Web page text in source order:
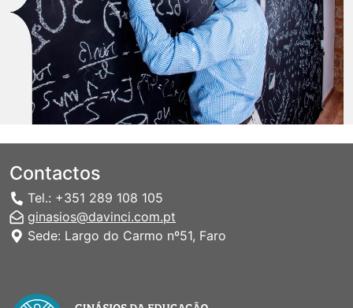
Contactos
Tel.: +351 289 108 105
ginasios@davinci.com.pt
Sede: Largo do Carmo nº51, Faro